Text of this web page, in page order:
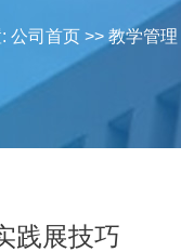
公司首页 >> 教学管理
践展技巧